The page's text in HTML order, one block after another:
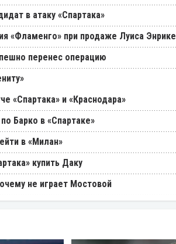
в атаку «Спартака»
«Фламенго» при продаже Луиса Энрике
перенес операцию
«Спартака» и «Краснодара»
Барко в «Спартаке»
в «Милан»
купить Даку
не играет Мостовой